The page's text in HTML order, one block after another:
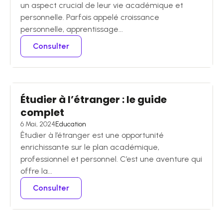
un aspect crucial de leur vie académique et
personnelle. Parfois appelé croissance
personnelle, apprentissage...
Consulter
Étudier à l’étranger : le guide
complet
6 Mai, 2024Education
Êtudier à l’étranger est une opportunité
enrichissante sur le plan académique,
professionnel et personnel. C’est une aventure qui
offre la...
Consulter